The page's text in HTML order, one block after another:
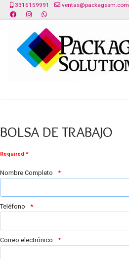
3316159991 ventas@packagesm.com
BOLSA DE TRABAJO
Required *
Nombre Completo
Teléfono
Correo electrónico